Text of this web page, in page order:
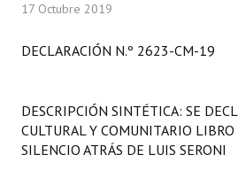
Comisiones Especiales
Programas
17 Octubre 2019
DECLARACIÓN N.º 2623-CM-19
DESCRIPCIÓN SINTÉTICA: SE
CULTURAL Y COMUNITARIO
SILENCIO ATRÁS DE LUIS SERONI